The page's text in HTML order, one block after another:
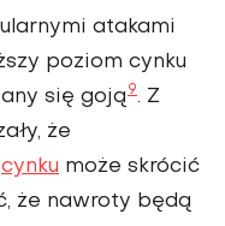
atakami
poziom cynku
się goją 9. Z
że
cynku może skrócić
że nawroty będą